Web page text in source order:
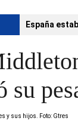
España
su